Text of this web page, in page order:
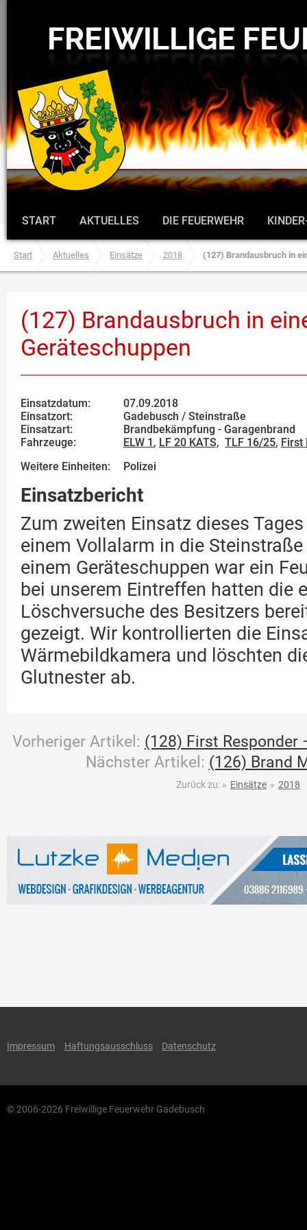
START AKTUELLES DIE FEUERWEHR
Start Aktuelles Einsätze 2018 (127) Brandausbruch in
(127) Brandausbruch in
Geräteschuppen
Einsatzdatum:
07.09.2018
Einsatzort:
Gadebusch / Steinstraße
Einsatzart:
Brandbekämpfung - Garagenbrand
Fahrzeuge:
ELW 1 , LF 20 KATS, TLF 16/25, First
Weitere Einheiten:
Polizei
Einsatzbericht
Zum zweiten Einsatz dieses
einem Vollalarm in die
einem Geräteschuppen war ein
bei unserem Eintreffen hatten die
Löschversuche des Besitzers
gezeigt. Wir kontrollierten die
Wärmebildkamera und löschten
Glutnester ab.
Vorheriger Artikel: (128) First
Nächster Artikel: (126) Brand
Zurück zu: » Einsätze » 2018
Impressum Haftungsausschluss Datenschutz
© 2006-2026 Freiwillige Feuerwehr Gadebusch